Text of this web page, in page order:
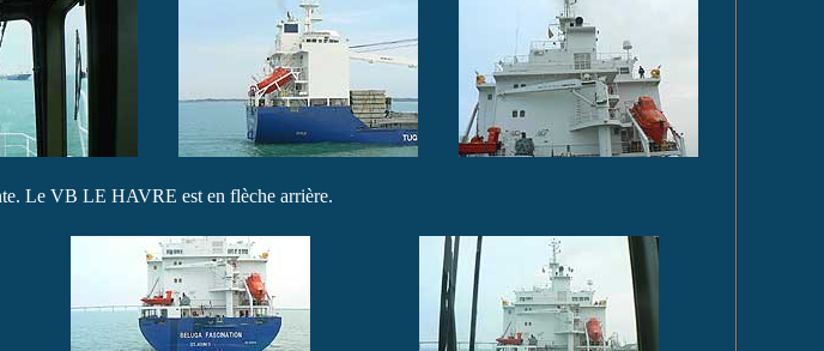
Le VB LE HAVRE est en flèche arrière.